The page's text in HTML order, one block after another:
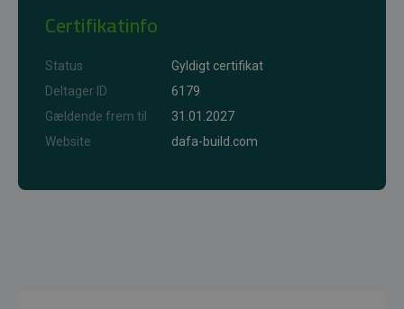
Certifikatinfo
Status
Gyldigt certifikat
Deltager ID
6179
Gældende frem til
31.01.2027
Website
dafa-build.com